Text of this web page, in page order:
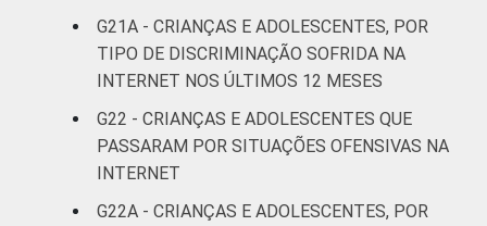
G21A - CRIANÇAS E ADOLESCENTES, POR
TIPO DE DISCRIMINAÇÃO SOFRIDA NA
INTERNET NOS ÚLTIMOS 12 MESES
G22 - CRIANÇAS E ADOLESCENTES QUE
PASSARAM POR SITUAÇÕES OFENSIVAS NA
INTERNET
G22A - CRIANÇAS E ADOLESCENTES, POR